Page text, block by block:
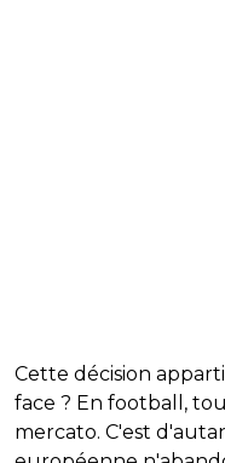
Cette décision
face ? En football,
mercato. C'est